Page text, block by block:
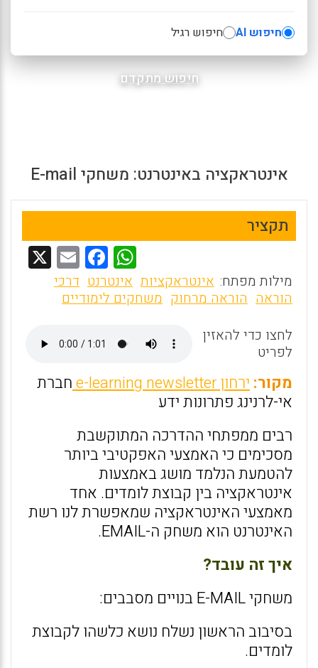
חיפוש AI חיפוש רגיל
חיפוש מתקדם
אינטראקציה באינטרנט: משחקי E-mail
תקציר
W
h
at
A
p
p
F
a
ce
o
o
k
E
m מילות מפתח: אינטראקציות אינטרנט דרכי
הוראה הוראה מרחוק משחקים לימודיים
לחצו כדי להאזין
לפריט
מקור: ירחון e-learning newsletter
חברת
אי-לרנינג פתרונות ידע
רבים ממפתחי ההדרכה המתוקשבת
מסכימים כי האמצעי האפקטיבי ביותר
להטמעת הנלמד מושג באמצעות
אינטראקציה בין קבוצת לומדים. אחד
מאמצעי האינטראקציה שמאפשרת לנו רשת
האינטרנט הוא משחק ה-EMAIL.
איך זה עובד?
משחקי E-MAIL בנויים מסבבים:
בסיבוב הראשון נשלח נושא כלשהו לקבוצת
לומדים.